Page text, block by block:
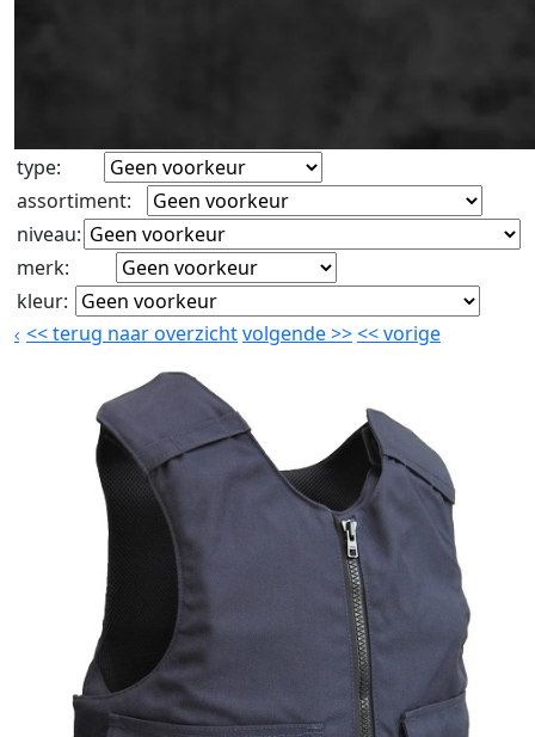
type:
assortiment:
niveau:
merk:
kleur:
<<terug naar overzichtvolgende>><<vorige